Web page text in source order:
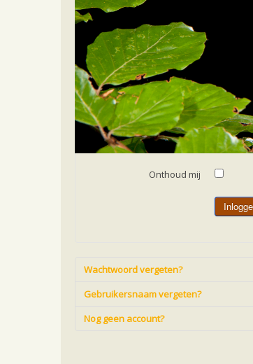
Home
Gebruikersnaam*
Wachtwoord
Onthoud mij
Wachtwoord vergeten?
Gebruikersnaam vergeten?
Nog geen account?